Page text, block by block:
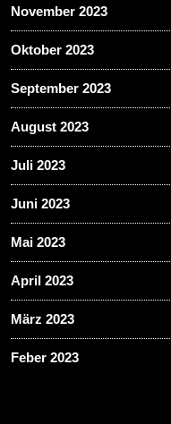
November 2023
Oktober 2023
September 2023
August 2023
Juli 2023
Juni 2023
Mai 2023
April 2023
März 2023
Feber 2023